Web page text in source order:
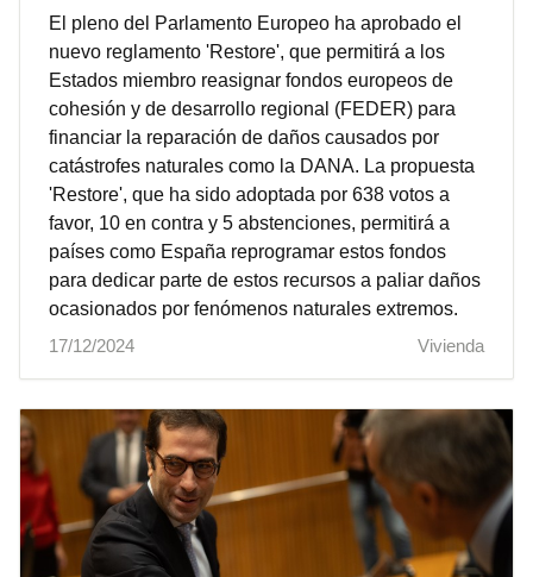
El pleno del Parlamento Europeo ha aprobado el
nuevo reglamento 'Restore', que permitirá a los
Estados miembro reasignar fondos europeos de
cohesión y de desarrollo regional (FEDER) para
financiar la reparación de daños causados por
catástrofes naturales como la DANA. La propuesta
'Restore', que ha sido adoptada por 638 votos a
favor, 10 en contra y 5 abstenciones, permitirá a
países como España reprogramar estos fondos
para dedicar parte de estos recursos a paliar daños
ocasionados por fenómenos naturales extremos.
17/12/2024
Vivienda